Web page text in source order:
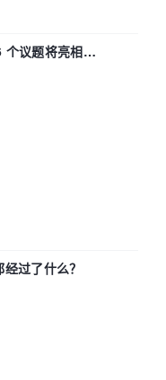
议题将亮相
过了什么？